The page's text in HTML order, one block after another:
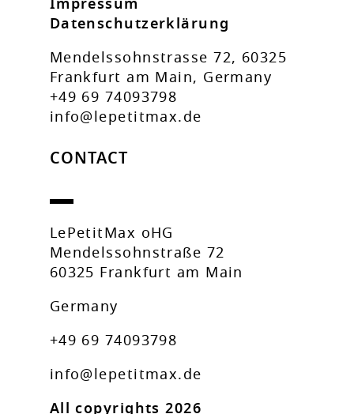
Datenschutzerklärung
Mendelssohnstrasse 72, 60325
Frankfurt am Main, Germany
+49 69 74093798
info@lepetitmax.de
CONTACT
LePetitMax oHG
Mendelssohnstraße 72
60325 Frankfurt am Main
Germany
+49 69 74093798
info@lepetitmax.de
All copyrights 2026